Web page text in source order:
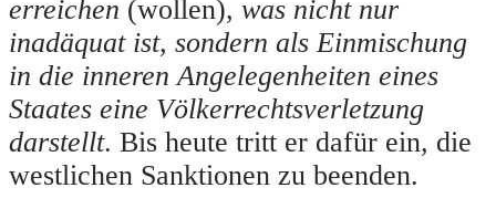
erreichen (wollen), was nicht nur
inadäquat ist, sondern als Einmischung
in die inneren Angelegenheiten eines
Staates eine Völkerrechtsverletzung
darstellt. Bis heute tritt er dafür ein, die
westlichen Sanktionen zu beenden.